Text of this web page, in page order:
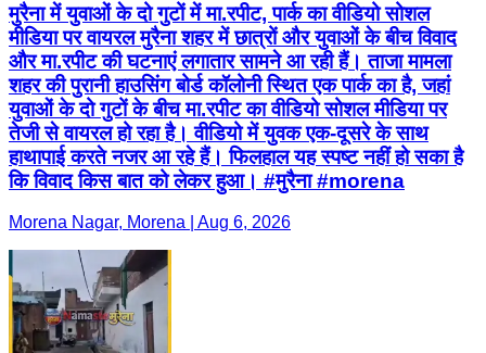
मुरैना में युवाओं के दो गुटों में मा.रपीट, पार्क का वीडियो सोशल
मीडिया पर वायरल मुरैना शहर में छात्रों और युवाओं के बीच विवाद
और मा.रपीट की घटनाएं लगातार सामने आ रही हैं। ताजा मामला
शहर की पुरानी हाउसिंग बोर्ड कॉलोनी स्थित एक पार्क का है, जहां
युवाओं के दो गुटों के बीच मा.रपीट का वीडियो सोशल मीडिया पर
तेजी से वायरल हो रहा है। वीडियो में युवक एक-दूसरे के साथ
हाथापाई करते नजर आ रहे हैं। फिलहाल यह स्पष्ट नहीं हो सका है
कि विवाद किस बात को लेकर हुआ। #मुरैना #morena
Morena Nagar, Morena | Aug 6, 2026